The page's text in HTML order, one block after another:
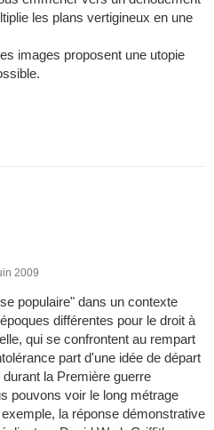
les plans vertigineux en une
images proposent une utopie
2009
populaire" dans un contexte
différentes pour le droit à
qui se confrontent au rempart
part d'une idée de départ
la Première guerre
pouvons voir le long métrage
la réponse démonstrative